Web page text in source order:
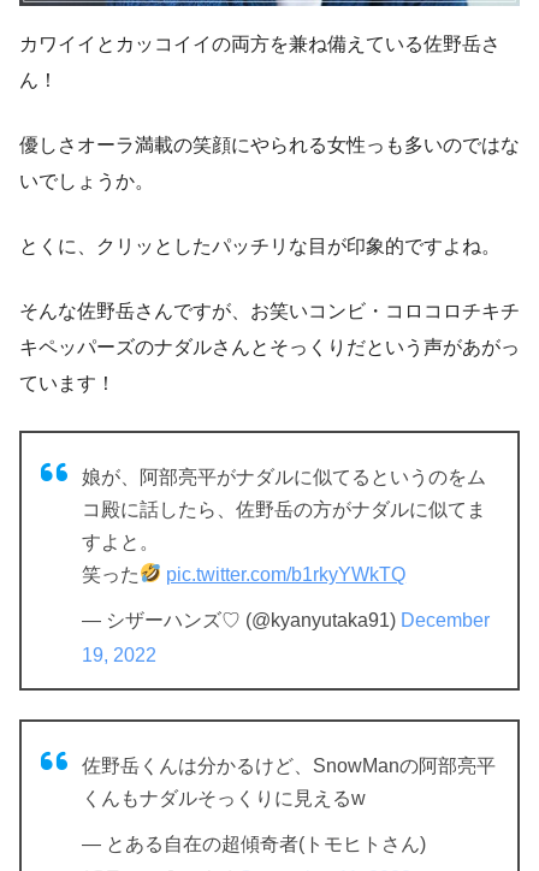
カワイイとカッコイイの両方を兼ね備えている佐野岳さ
ん！
優しさオーラ満載の笑顔にやられる女性っも多いのではな
いでしょうか。
とくに、クリッとしたパッチリな目が印象的ですよね。
そんな佐野岳さんですが、お笑いコンビ・コロコロチキチ
キペッパーズのナダルさんとそっくりだという声があがっ
ています！
娘が、阿部亮平がナダルに似てるというのをム
コ殿に話したら、佐野岳の方がナダルに似てま
すよと。
笑った
pic.twitter.com/b1rkyYWkTQ
— シザーハンズ♡ (@kyanyutaka91) December
19, 2022
佐野岳くんは分かるけど、SnowManの阿部亮平
くんもナダルそっくりに見えるw
— とある自在の超傾奇者(トモヒトさん)